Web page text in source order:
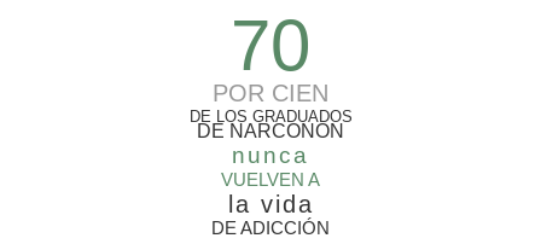
70
POR CIEN
DE LOS GRADUADOS
DE NARCONON
nunca
VUELVEN A
la vida
DE ADICCIÓN